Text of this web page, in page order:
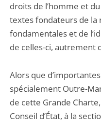
droits de l’homme et
textes fondateurs de
fondamentales et de
de celles-ci, autrement
Alors que
spécialement Outre-
de cette Grande
Conseil d’État, à la